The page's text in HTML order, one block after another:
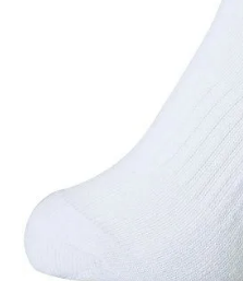
ご利用ガイド
お問い合わせ
メルマガ登録